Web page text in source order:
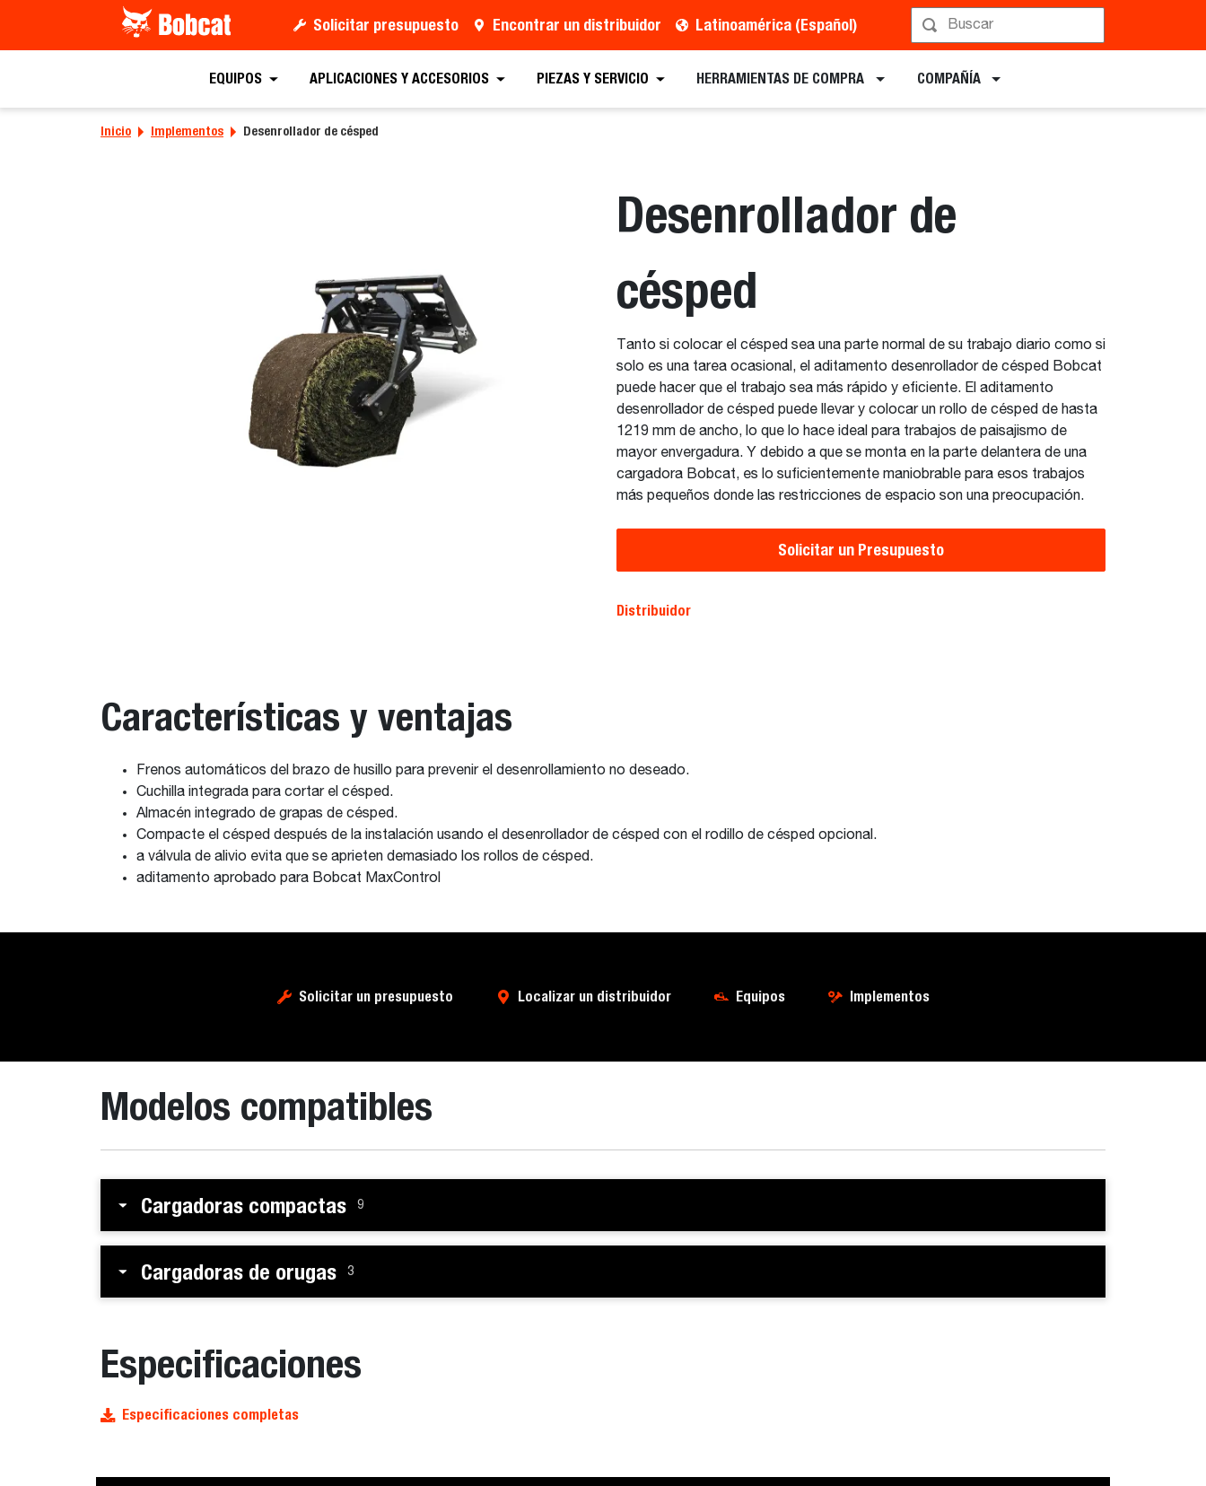
Solicitar presupuesto Encontrar un distribuidor Latinoamérica (Español)
EQUIPOS APLICACIONES Y ACCESORIOS PIEZAS Y SERVICIO HERRAMIENTAS DE COMPRA COMPAÑÍA
Inicio Implementos Desenrollador de césped
Desenrollador de
césped
Tanto si colocar el césped sea una parte normal de su trabajo diario como si
solo es una tarea ocasional, el aditamento desenrollador de césped Bobcat
puede hacer que el trabajo sea más rápido y eficiente. El aditamento
desenrollador de césped puede llevar y colocar un rollo de césped de hasta
1219 mm de ancho, lo que lo hace ideal para trabajos de paisajismo de
mayor envergadura. Y debido a que se monta en la parte delantera de una
cargadora Bobcat, es lo suficientemente maniobrable para esos trabajos
más pequeños donde las restricciones de espacio son una preocupación.
Solicitar un Presupuesto
Distribuidor
Características y ventajas
Frenos automáticos del brazo de husillo para prevenir el desenrollamiento no deseado.
Cuchilla integrada para cortar el césped.
Almacén integrado de grapas de césped.
Compacte el césped después de la instalación usando el desenrollador de césped con el rodillo de césped opcional.
a válvula de alivio evita que se aprieten demasiado los rollos de césped.
aditamento aprobado para Bobcat MaxControl
Solicitar un presupuesto Localizar un distribuidor Equipos Implementos
Solicitar un presupuesto Localizar un distribuidor Equipos Implementos
Modelos compatibles
Cargadoras compactas 9
Cargadoras de orugas 3
Especificaciones
Especificaciones completas